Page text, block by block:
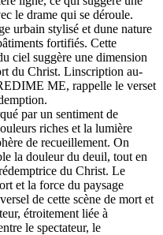
le drame qui se déroule.
urbain stylisé et dune nature
fortifiés. Cette
ciel suggère une dimension
du Christ. Linscription au-
ME, rappelle le verset
par un sentiment de
riches et la lumière
de recueillement. On
la douleur du deuil, tout en
du Christ. Le
et la force du paysage
de cette scène de mort et
étroitement liée à
le spectateur, le